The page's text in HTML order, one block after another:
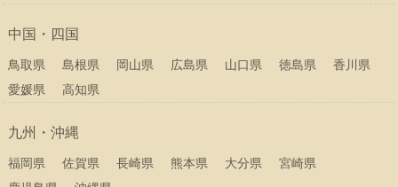
中国・四国
鳥取県 島根県 岡山県 広島県 山口県 徳島県
香川県
愛媛県
高知県
九州・沖縄
福岡県 佐賀県 長崎県 熊本県 大分県
宮崎県